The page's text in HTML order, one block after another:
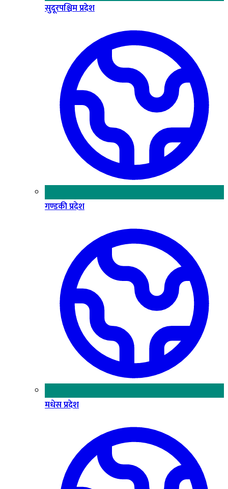
सुदूरपश्चिम प्रदेश
गण्डकी प्रदेश
मधेस प्रदेश